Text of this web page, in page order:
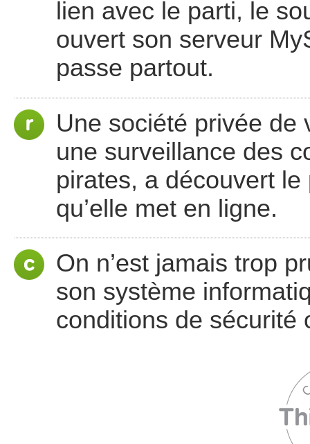
lien avec le parti, le
ouvert son serveur
passe partout.
Une société privée de
une surveillance des
pirates, a découvert
qu’elle met en ligne.
On n’est jamais trop
son système
conditions de sécurité